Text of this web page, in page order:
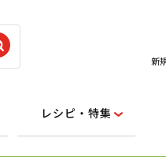
新
レシピ・特集